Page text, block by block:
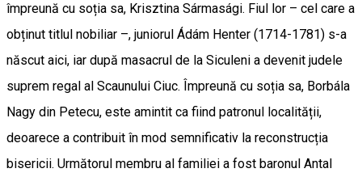
împreună cu soția sa, Krisztina Sármasági. Fiul lor – cel care a
obținut titlul nobiliar –, juniorul Ádám Henter (1714-1781) s-a
născut aici, iar după masacrul de la Siculeni a devenit judele
suprem regal al Scaunului Ciuc. Împreună cu soția sa, Borbála
Nagy din Petecu, este amintit ca fiind patronul localității,
deoarece a contribuit în mod semnificativ la reconstrucția
bisericii. Următorul membru al familiei a fost baronul Antal